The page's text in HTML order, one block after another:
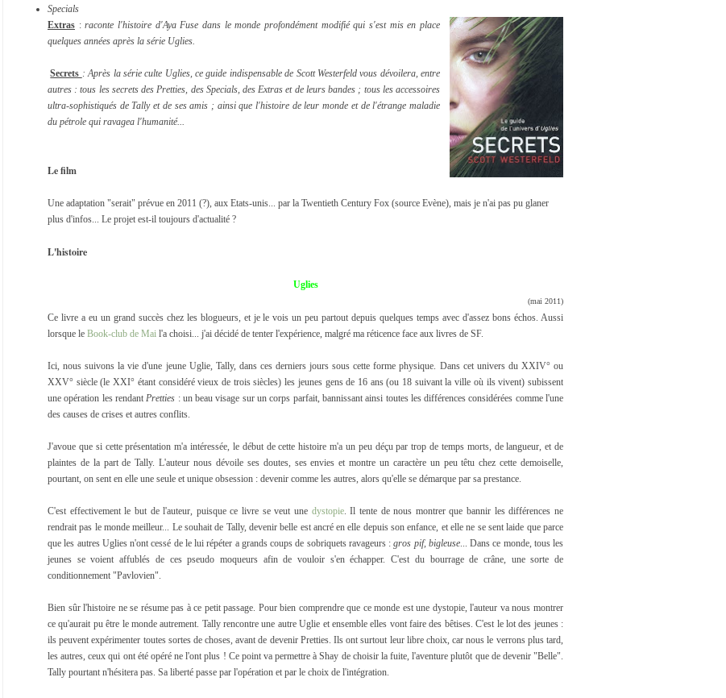
Specials
Extras :raconte l'histoire d'Aya Fuse dans le monde profondément modifié qui s'est mis en place
quelques années après la série Uglies.
Secrets : Après la série culte Uglies, ce guide indispensable de Scott Westerfeld vous dévoilera, entre
autres : tous les secrets des Pretties, des Specials, des Extras et de leurs bandes ; tous les accessoires
ultra-sophistiqués de Tally et de ses amis ; ainsi que l'histoire de leur monde et de l'étrange maladie
du pétrole qui ravagea l'humanité...
Le film
Une adaptation "serait" prévue en 2011 (?), aux Etats-unis... par la Twentieth Century Fox (source Evène), mais je n'ai pas pu glaner
plus d'infos... Le projet est-il toujours d'actualité ?
L'histoire
Uglies
(mai 2011)
Ce livre a eu un grand succès chez les blogueurs, et je le vois un peu partout depuis quelques temps avec d'assez bons échos. Aussi
lorsque le Book-club de Mai l'a choisi... j'ai décidé de tenter l'expérience, malgré ma réticence face aux livres de SF.
Ici, nous suivons la vie d'une jeune Uglie, Tally, dans ces derniers jours sous cette forme physique. Dans cet univers du XXIV° ou
XXV° siècle (le XXI° étant considéré vieux de trois siècles) les jeunes gens de 16 ans (ou 18 suivant la ville où ils vivent) subissent
une opération les rendantPretties : un beau visage sur un corps parfait, bannissant ainsi toutes les différences considérées comme l'une
des causes de crises et autres conflits.
J'avoue que si cette présentation m'a intéressée, le début de cette histoire m'a un peu déçu par trop de temps morts, de langueur, et de
plaintes de la part de Tally. L'auteur nous dévoile ses doutes, ses envies et montre un caractère un peu têtu chez cette demoiselle,
pourtant, on sent en elle une seule et unique obsession : devenir comme les autres, alors qu'elle se démarque par sa prestance.
C'est effectivement le but de l'auteur, puisque ce livre se veut une dystopie. Il tente de nous montrer que bannir les différences ne
rendrait pas le monde meilleur... Le souhait de Tally, devenir belle est ancré en elle depuis son enfance, et elle ne se sent laide que parce
que les autres Uglies n'ont cessé de le lui répéter a grands coups de sobriquets ravageurs :gros pif, bigleuse... Dans ce monde, tous les
jeunes se voient affublés de ces pseudo moqueurs afin de vouloir s'en échapper. C'est du bourrage de crâne, une sorte de
conditionnement "Pavlovien".
Bien sûr l'histoire ne se résume pas à ce petit passage. Pour bien comprendre que ce monde est une dystopie, l'auteur va nous montrer
ce qu'aurait pu être le monde autrement. Tally rencontre une autre Uglie et ensemble elles vont faire des bêtises. C'est le lot des jeunes :
ils peuvent expérimenter toutes sortes de choses, avant de devenir Pretties. Ils ont surtout leur libre choix, car nous le verrons plus tard,
les autres, ceux qui ont été opéré ne l'ont plus ! Ce point va permettre à Shay de choisir la fuite, l'aventure plutôt que de devenir "Belle".
Tally pourtant n'hésitera pas. Sa liberté passe par l'opération et par le choix de l'intégration.